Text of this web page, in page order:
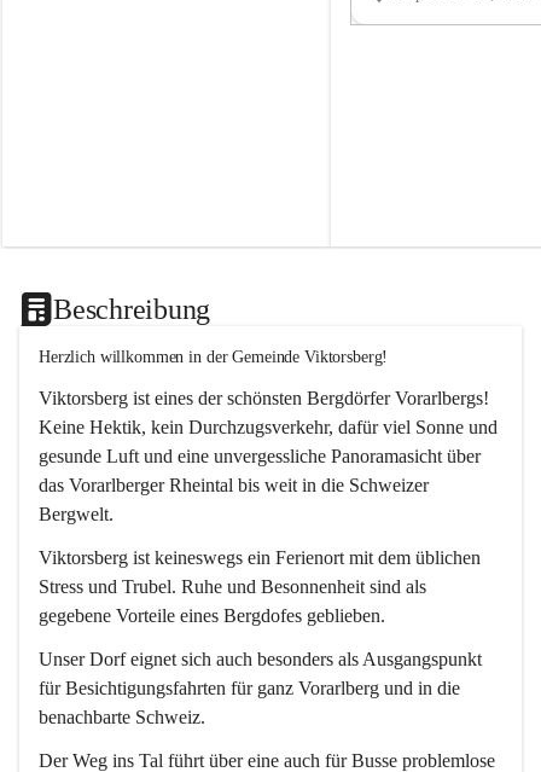
Beschreibung
Herzlich willkommen in der Gemeinde Viktorsberg!
Viktorsberg ist eines der schönsten Bergdörfer Vorarlbergs!
Keine Hektik, kein Durchzugsverkehr, dafür viel Sonne und
gesunde Luft und eine unvergessliche Panoramasicht über
das Vorarlberger Rheintal bis weit in die Schweizer
Bergwelt.
Viktorsberg ist keineswegs ein Ferienort mit dem üblichen
Stress und Trubel. Ruhe und Besonnenheit sind als
gegebene Vorteile eines Bergdofes geblieben.
Unser Dorf eignet sich auch besonders als Ausgangspunkt
für Besichtigungsfahrten für ganz Vorarlberg und in die
benachbarte Schweiz.
Der Weg ins Tal führt über eine auch für Busse problemlose